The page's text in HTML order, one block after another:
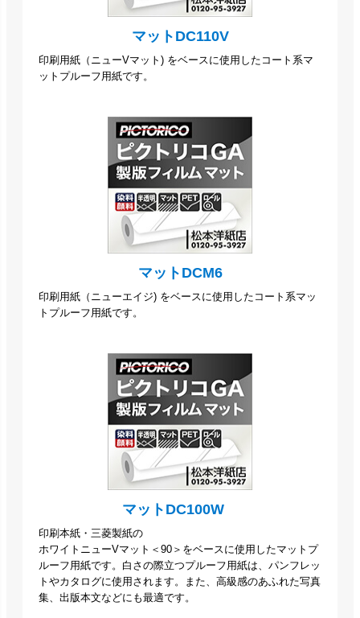
マットDC110V
印刷用紙（ニューVマット) をベースに使用したコート系マ
ットプルーフ用紙です。
マットDCM6
印刷用紙（ニューエイジ) をベースに使用したコート系マッ
トプルーフ用紙です。
マットDC100W
印刷本紙・三菱製紙の
ホワイトニューVマット＜90＞をベースに使用したマットプ
ルーフ用紙です。白さの際立つプルーフ用紙は、パンフレッ
トやカタログに使用されます。また、高級感のあふれた写真
集、出版本文などにも最適です。